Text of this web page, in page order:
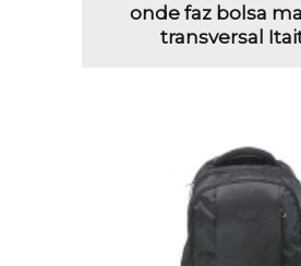
onde faz bolsa
transversal